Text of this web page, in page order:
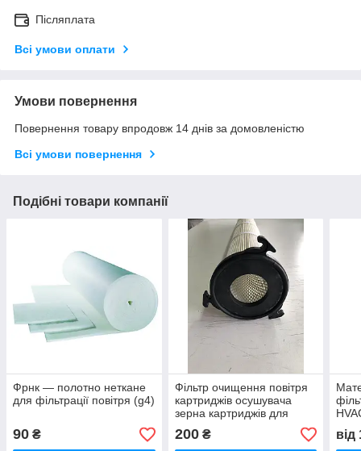
Післяплата
Всі умови оплати
Умови повернення
Повернення товару впродовж 14 днів за домовленістю
Всі умови повернення
Подібні товари компанії
Фрнк — полотно неткане
для фільтрації повітря (g4)
90 ₴
Фільтр очищення повітря
картриджів осушувача
зерна картриджів для
сипучих матеріалів
200₴ від